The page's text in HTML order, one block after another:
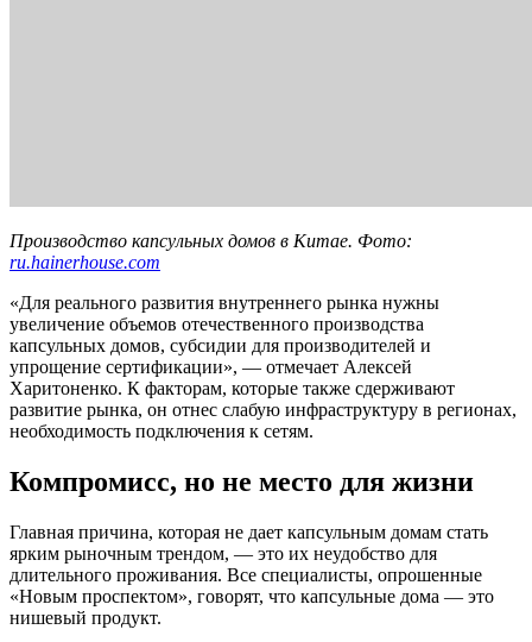
Производство капсульных домов в Китае. Фото:
ru.hainerhouse.com
«Для реального развития внутреннего рынка нужны
увеличение объемов отечественного производства
капсульных домов, субсидии для производителей и
упрощение сертификации», — отмечает Алексей
Харитоненко. К факторам, которые также сдерживают
развитие рынка, он отнес слабую инфраструктуру в регионах,
необходимость подключения к сетям.
Компромисс, но не место для жизни
Главная причина, которая не дает капсульным домам стать
ярким рыночным трендом, — это их неудобство для
длительного проживания. Все специалисты, опрошенные
«Новым проспектом», говорят, что капсульные дома — это
нишевый продукт.